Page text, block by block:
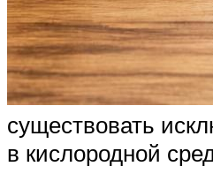
существовать
в кислородной